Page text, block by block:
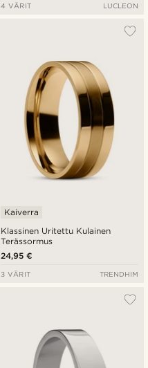
4 VÄRIT LUCLEON
Klassinen Uritettu Kulainen
Terässormus
Kaiverra
24,95 €
3 VÄRIT TRENDHIM